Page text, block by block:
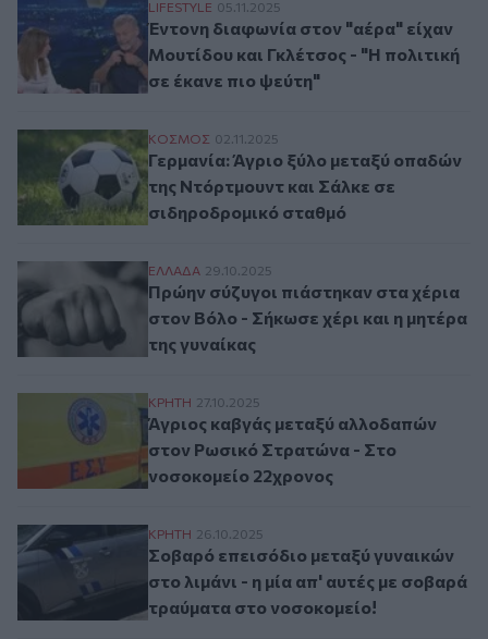
Έντονη διαφωνία στον "αέρα" είχαν
LIFESTYLE 05.11.2025
Έντονη διαφωνία στον "αέρα" είχαν
Μουτίδου και Γκλέτσος - "Η πολιτική
σε έκανε πιο ψεύτη"
Γερμανία: Άγριο ξύλο μεταξύ οπαδών
ΚΟΣΜΟΣ 02.11.2025
Γερμανία: Άγριο ξύλο μεταξύ οπαδών
της Ντόρτμουντ και Σάλκε σε
σιδηροδρομικό σταθμό
Πρώην σύζυγοι πιάστηκαν στα χέρια
ΕΛΛAΔΑ 29.10.2025
Πρώην σύζυγοι πιάστηκαν στα χέρια
στον Βόλο - Σήκωσε χέρι και η μητέρα
της γυναίκας
Άγριος καβγάς μεταξύ αλλοδαπών στον
ΚΡΗΤΗ 27.10.2025
Άγριος καβγάς μεταξύ αλλοδαπών
στον Ρωσικό Στρατώνα - Στο
νοσοκομείο 22χρονος
Σοβαρό επεισόδιο μεταξύ γυναικών στο
ΚΡΗΤΗ 26.10.2025
Σοβαρό επεισόδιο μεταξύ γυναικών
στο λιμάνι - η μία απ' αυτές με σοβαρά
τραύματα στο νοσοκομείο!